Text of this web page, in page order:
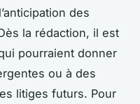
des
la rédaction, il est
pourraient donner
ou à des
litiges futurs. Pour